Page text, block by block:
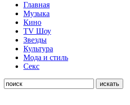
Главная
Музыка
Кино
TV Шоу
Звезды
Культура
Мода и стиль
Секс